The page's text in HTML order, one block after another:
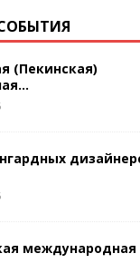
(Пекинская)
международная